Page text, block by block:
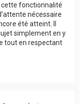
cette fonctionnalité
nécessaire
été atteint. Il
simplement en y
tout en respectant